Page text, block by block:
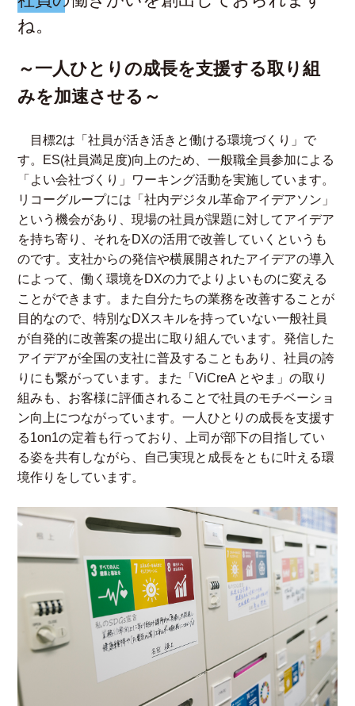
ね。
～一人ひとりの成長を支援する取り組
みを加速させる～
目標2は「社員が活き活きと働ける環境づくり」で
す。ES(社員満足度)向上のため、一般職全員参加による
「よい会社づくり」ワーキング活動を実施しています。
リコーグループには「社内デジタル革命アイデアソン」
という機会があり、現場の社員が課題に対してアイデア
を持ち寄り、それをDXの活用で改善していくというも
のです。支社からの発信や横展開されたアイデアの導入
によって、働く環境をDXの力でよりよいものに変える
ことができます。また自分たちの業務を改善することが
目的なので、特別なDXスキルを持っていない一般社員
が自発的に改善案の提出に取り組んでいます。発信した
アイデアが全国の支社に普及することもあり、社員の誇
りにも繋がっています。また「ViCreA とやま」の取り
組みも、お客様に評価されることで社員のモチベーショ
ン向上につながっています。一人ひとりの成長を支援す
る1on1の定着も行っており、上司が部下の目指してい
る姿を共有しながら、自己実現と成長をともに叶える環
境作りをしています。